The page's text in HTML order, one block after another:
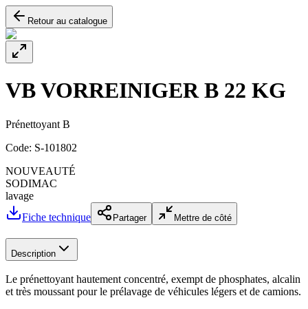
Retour au catalogue
VB VORREINIGER B 22 KG
Prénettoyant B
Code: S-101802
NOUVEAUTÉ
SODIMAC
lavage
Fiche technique
Partager Mettre de côté
Description
Le prénettoyant hautement concentré, exempt de phosphates, alcalin
et très moussant pour le prélavage de véhicules légers et de camions.